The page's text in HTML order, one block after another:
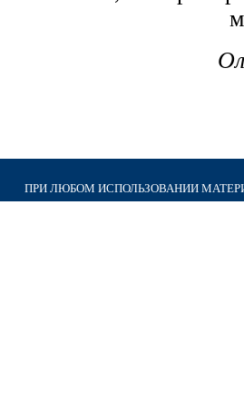
ПРИ ЛЮБОМ ИСПОЛЬЗОВАНИИ